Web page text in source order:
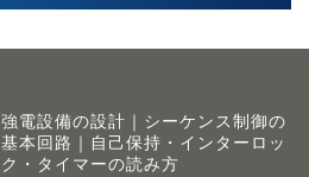
強電設備の設計｜シーケンス制御の
基本回路｜自己保持・インターロッ
ク・タイマーの読み方